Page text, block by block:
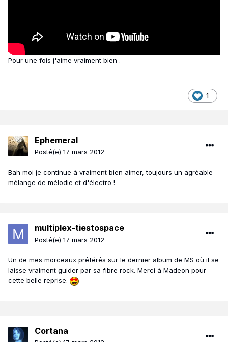
Pour une fois j'aime vraiment bien .
1
Ephemeral
Posté(e) 17 mars 2012
Bah moi je continue à vraiment bien aimer, toujours un agréable
mélange de mélodie et d'électro !
multiplex-tiestospace
Posté(e) 17 mars 2012
Un de mes morceaux préférés sur le dernier album de MS où il se
laisse vraiment guider par sa fibre rock. Merci à Madeon pour
cette belle reprise.
Cortana